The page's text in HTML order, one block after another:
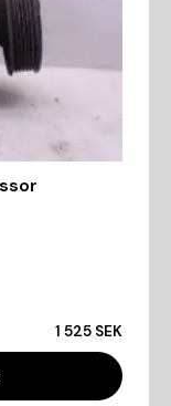
1 525 SEK